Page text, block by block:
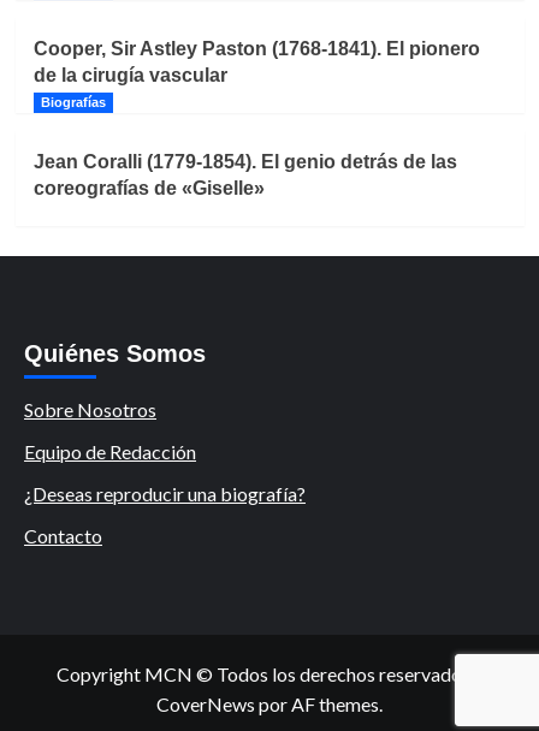
Cooper, Sir Astley Paston (1768-1841). El pionero
de la cirugía vascular
Biografías
Jean Coralli (1779-1854). El genio detrás de las
coreografías de «Giselle»
Quiénes Somos
Sobre Nosotros
Equipo de Redacción
¿Deseas reproducir una biografía?
Contacto
Copyright MCN © Todos los derechos reservados.
CoverNews por AF themes.